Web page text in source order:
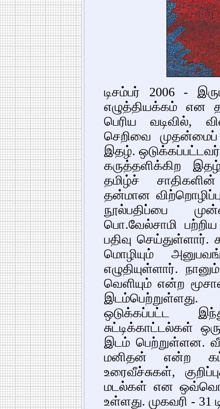
டிசம்பர் 2006 -
எழுத்தியக்கம் என
பெரிய வடிவில்,
செறிவை முதன்மைப்
இதழ்.
கருத்தளிக்கிற
தமிழ்ச்
தன்மான
நூல்பதிப்பை
பொ.வேல்சாமி
பதிவு செய்துள்ளார்.
மொழியும்
எழுதியுள்ளார்.
வெளியும் என்ற
இடம்பெற்றுள்ளது.
ஒடுக்கப்பட்ட
சுட்டிக்காட்டல்கள்
இடம் பெற்றுள்ளன.
மனிதன் என்ற
உரைவீச்சுகள்,
மடல்கள் என
உள்ளது. முகவரி -